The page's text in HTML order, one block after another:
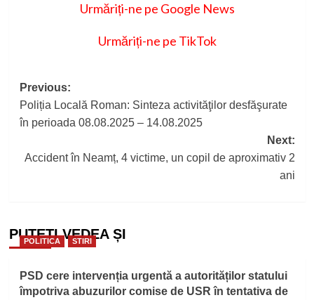
Urmăriți-ne pe Google News
Urmăriți-ne pe TikTok
Post
navigation
Previous:
Poliția Locală Roman: Sinteza activităţilor desfăşurate
în perioada 08.08.2025 – 14.08.2025
Next:
Accident în Neamț, 4 victime, un copil de aproximativ 2
ani
PUTEȚI VEDEA ȘI
POLITICA STIRI
PSD cere intervenția urgentă a autorităților statului
împotriva abuzurilor comise de USR în tentativa de